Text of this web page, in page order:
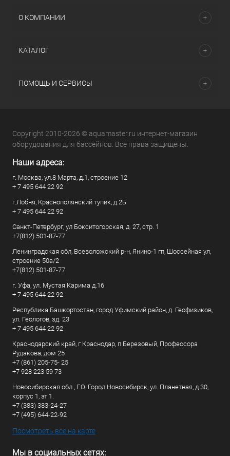
О КОМПАНИИ
КАТАЛОГ
ПОМОЩЬ И СЕРВИСЫ
Copyright 2010-2026 © aquamaster.ru интернет-магазин
оборудования для бассейнов. Все права защищены.
Наши адреса:
г. Москва, ул.8 Марта, д.1, строение 12
+ 7 495 644 22 92
г.Лобня, Краснополянский тупик, д.2Б
+ 7 495 644 22 92
Санкт-Петербург, ул Бокситогорская, д. 27, стр. 1
+7(812) 501-87-77
Ленинградская обл, Всеволожский р-н, Янино-1 гп, Шоссейная ул,
строение 50а/2
+7(812) 501-87-77
г. Уфа, ул. Мустая Карима д.16
+ 7 495 644 22 92
Республика Башкортостан, город Уфимский район, д. Геофизиков,
ул. Геологов, зд. 23
+ 7 495 644 22 92
Краснодарский край, г Краснодар, п Березовый, Профессора
Рудакова, дом 25
+7 (861) 205-75- 25
+7 928 223 59 73
Новосибирская обл., Г.О. Город Новосибирск, ул. Планетная, д.30,
корпус 1, эт.1.
+7 (383) 383-24-27
+7 (495) 644-22-92
Посмотреть все на карте
Мы в социальных сетях: